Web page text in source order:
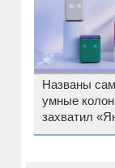
Названы
умные
захватил